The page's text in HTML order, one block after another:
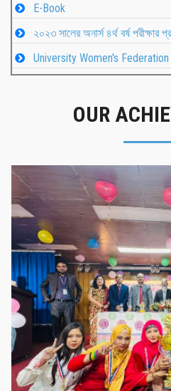
E-Book
২০২৩ সালের অনার্স ৪র্থ বর্ষ
University Women's
OUR
গৌরবের
গৌরবের